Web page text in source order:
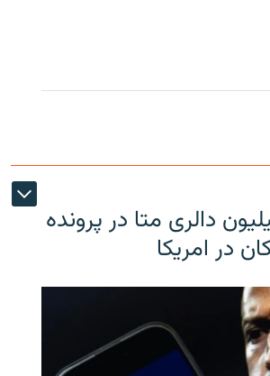
۵۶۷ میلیون دالری متا در پرونده
در امریکا